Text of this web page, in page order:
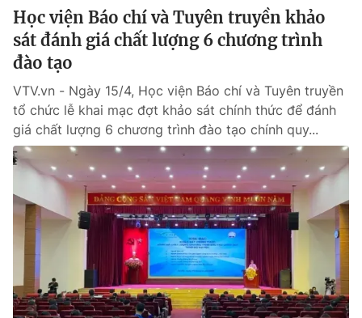
Học viện Báo chí và Tuyên truyền khảo
sát đánh giá chất lượng 6 chương trình
đào tạo
VTV.vn - Ngày 15/4, Học viện Báo chí và Tuyên truyền
tổ chức lễ khai mạc đợt khảo sát chính thức để đánh
giá chất lượng 6 chương trình đào tạo chính quy...